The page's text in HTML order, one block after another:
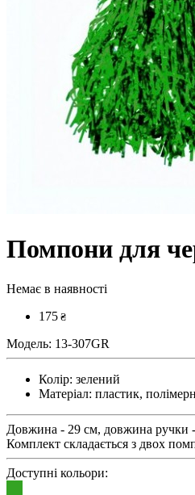
Помпони для
Немає в наявності
175 ₴
Модель: 13-307GR
Колір: зелений
Матеріал: пластик,
Довжина - 29 см, довжина ручки
Комплект складається з двох
Доступні кольори: